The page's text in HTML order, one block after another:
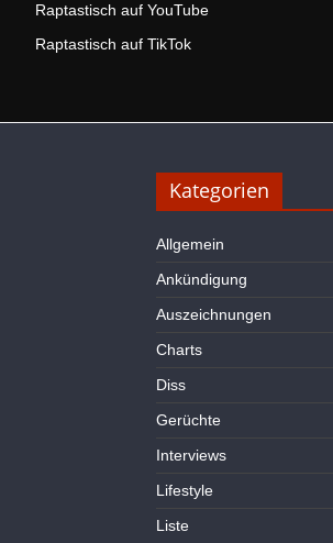
Raptastisch auf YouTube
Raptastisch auf TikTok
Kategorien
Allgemein
Ankündigung
Auszeichnungen
Charts
Diss
Gerüchte
Interviews
Lifestyle
Liste